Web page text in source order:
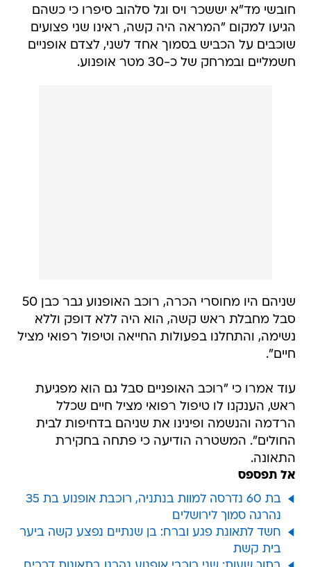
חובשי מד"א יששכר ויס וגל סלהוב סיפרו כי כשהם
הגיעו למקום "המראה היה קשה, ראינו שני פצועים
שוכבים על הכביש בסמוך אחד לשני, לצדם אופניים
חשמליים ובמרחק של כ-30 מטר אופנוע.
שניהם היו מחוסרי הכרה, רוכב האופנוע גבר כבן 50
סבל מחבלת ראש קשה, הוא היה ללא דופק וללא
נשימה, והתחלנו בפעולות החייאה וטיפול רפואי מציל
חיים".
עוד אמרו כי "רוכב האופניים סבל גם הוא מפגיעת
ראש, הענקנו לו טיפול רפואי מציל חיים שכלל
הרדמה והנשמה ופינינו את שניהם בדחיפות לבית
החולים". המשטרה הודיעה כי פתחה בחקירת
התאונה.
אל תפספס
בת 60 נדרסה למוות בנתניה, רוכבת אופנוע בת 35
נהרגה סמוך לירושלים
חשד לתאונת פגע וברח: בן שנתיים נפצע קשה ביער
בית קשת